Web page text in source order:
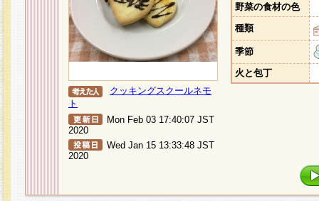
クッキングスクールネモ
ト
Mon Feb 03 17:40:07 JST
2020
Wed Jan 15 13:33:48 JST
2020
野菜の食材の色
種類
季節
火と包丁